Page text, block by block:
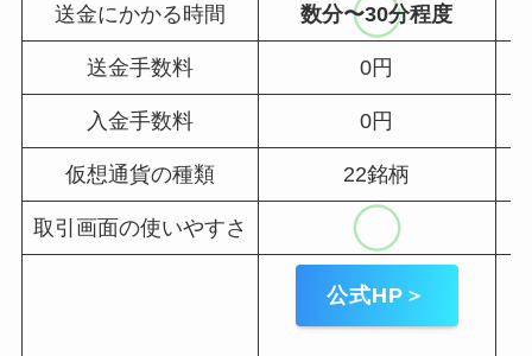
送金にかかる時間 数分〜30分程度
送金手数料 0円
入金手数料 0円
仮想通貨の種類 22銘柄
取引画面の使いやすさ
公式HP＞